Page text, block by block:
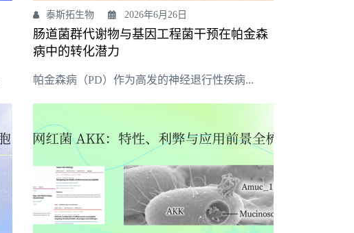
泰斯拓生物 2026年6月26日
肠道菌群代谢物与基因工程菌干预在帕金森
病中的转化潜力
帕金森病（PD）作为高发的神经退行性疾病...